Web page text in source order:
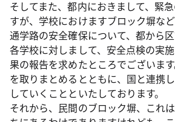
そしてまた、都内におきまして、緊
すが、学校におけますブロック塀な
通学路の安全確保について、都から
各学校に対しまして、安全点検の実
果の報告を求めたところでございま
を取りまとめるとともに、国と連携
していくことといたしております。
それから、民間のブロック塀、これ